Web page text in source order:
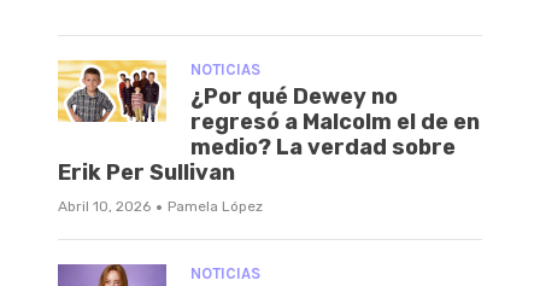
NOTICIAS
¿Por qué Dewey no
regresó a Malcolm el de en
medio? La verdad sobre
Erik Per Sullivan
Abril 10, 2026 · Pamela López
NOTICIAS